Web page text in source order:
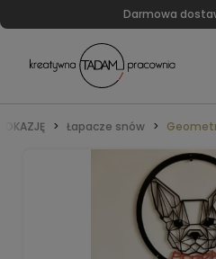
Darmowa
OKAZJĘ Łapacze snów